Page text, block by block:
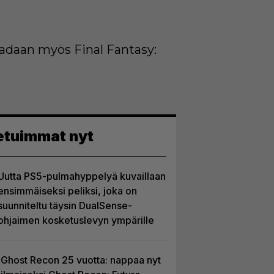
myös Final Fantasy:
nyt
PS5-pulmahyppelyä kuvaillaan
peliksi, joka on
täysin DualSense-
kosketuslevyn ympärille
Ghost Recon 25 vuotta: nappaa nyt